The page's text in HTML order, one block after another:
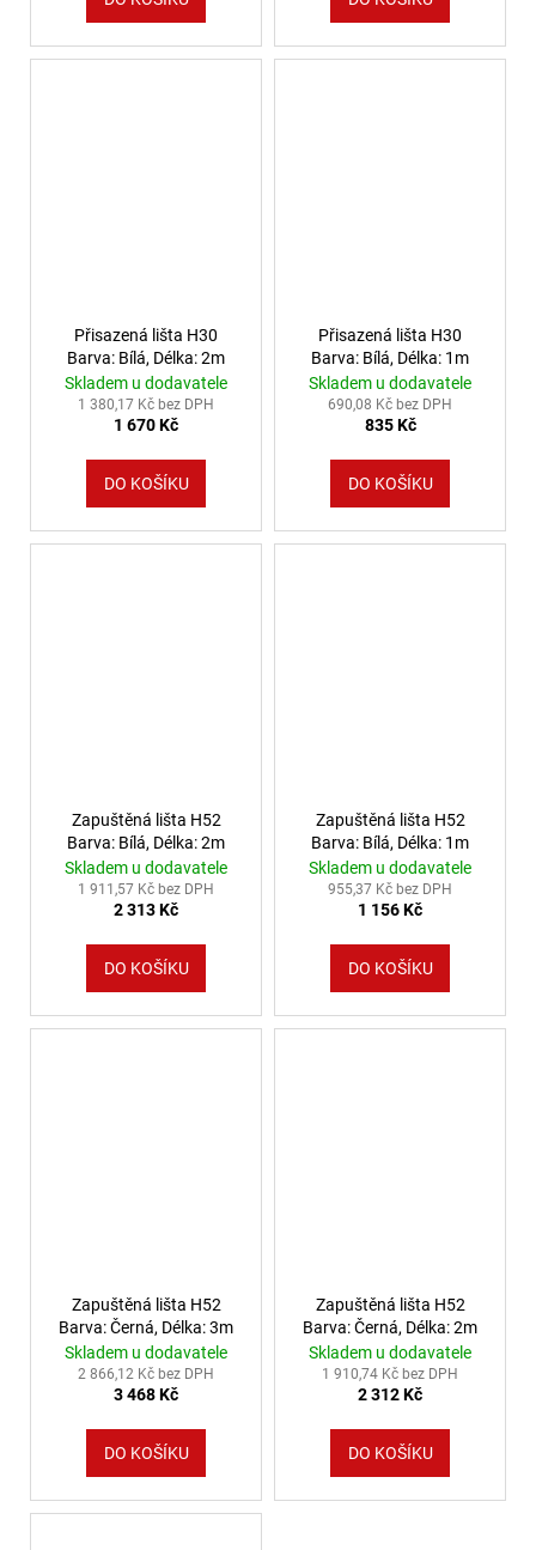
Přisazená lišta H30
Barva: Bílá, Délka: 2m
Skladem u dodavatele
1 380,17 Kč bez DPH
1 670 Kč
DO KOŠÍKU
Přisazená lišta H30
Barva: Bílá, Délka: 1m
Skladem u dodavatele
690,08 Kč bez DPH
835 Kč
DO KOŠÍKU
Zapuštěná lišta H52
Barva: Bílá, Délka: 2m
Skladem u dodavatele
1 911,57 Kč bez DPH
2 313 Kč
DO KOŠÍKU
Zapuštěná lišta H52
Barva: Bílá, Délka: 1m
Skladem u dodavatele
955,37 Kč bez DPH
1 156 Kč
DO KOŠÍKU
Zapuštěná lišta H52
Barva: Černá, Délka: 3m
Skladem u dodavatele
2 866,12 Kč bez DPH
3 468 Kč
DO KOŠÍKU
Zapuštěná lišta H52
Barva: Černá, Délka: 2m
Skladem u dodavatele
1 910,74 Kč bez DPH
2 312 Kč
DO KOŠÍKU